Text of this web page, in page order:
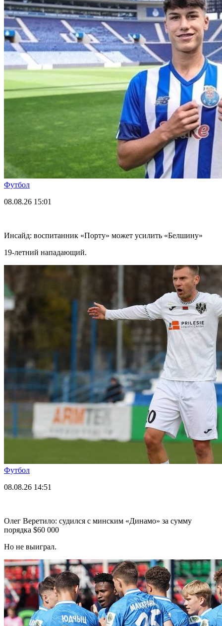
Футбол
08.08.26 15:01
Инсайд: воспитанник «Порту» может усилить «Белшину»
19-летний нападающий.
Футбол
08.08.26 14:51
Олег Веретило: судился с минским «Динамо» за сумму
порядка $60 000
Но не выиграл.